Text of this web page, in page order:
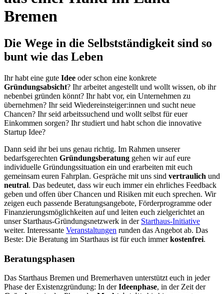
Bremen
Die Wege in die Selbstständigkeit sind so
bunt wie das Leben
Ihr habt eine gute Idee oder schon eine konkrete
Gründungsabsicht? Ihr arbeitet angestellt und wollt wissen, ob ihr
nebenbei gründen könnt? Ihr habt vor, ein Unternehmen zu
übernehmen? Ihr seid Wiedereinsteiger:innen und sucht neue
Chancen? Ihr seid arbeitssuchend und wollt selbst für euer
Einkommen sorgen? Ihr studiert und habt schon die innovative
Startup Idee?
Dann seid ihr bei uns genau richtig. Im Rahmen unserer
bedarfsgerechten Gründungsberatung gehen wir auf eure
individuelle Gründungssituation ein und erarbeiten mit euch
gemeinsam euren Fahrplan. Gespräche mit uns sind vertraulich und
neutral. Das bedeutet, dass wir euch immer ein ehrliches Feedback
geben und offen über Chancen und Risiken mit euch sprechen. Wir
zeigen euch passende Beratungsangebote, Förderprogramme oder
Finanzierungsmöglichkeiten auf und leiten euch zielgerichtet an
unser Starthaus-Gründungsnetzwerk in der Starthaus-Initiative
weiter. Interessante Veranstaltungen runden das Angebot ab. Das
Beste: Die Beratung im Starthaus ist für euch immerkostenfrei.
Beratungsphasen
Das Starthaus Bremen und Bremerhaven unterstützt euch in jeder
Phase der Existenzgründung: In derIdeenphase, in der Zeit der